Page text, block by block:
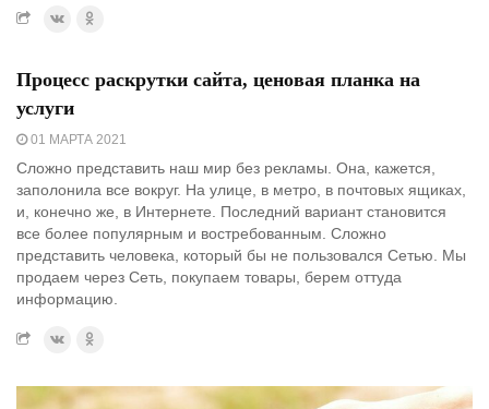
Процесс раскрутки сайта, ценовая планка на
услуги
01 МАРТА 2021
Сложно представить наш мир без рекламы. Она, кажется,
заполонила все вокруг. На улице, в метро, в почтовых ящиках,
и, конечно же, в Интернете. Последний вариант становится
все более популярным и востребованным. Сложно
представить человека, который бы не пользовался Сетью. Мы
продаем через Сеть, покупаем товары, берем оттуда
информацию.